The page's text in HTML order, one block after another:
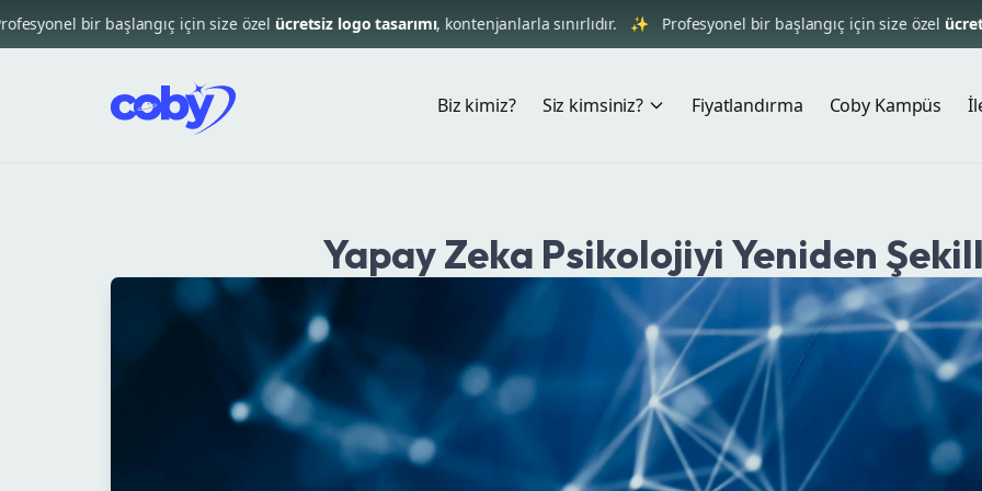
bir başlangıç için size özel ücretsiz logo tasarımı, kontenjanlarla sınırlıdır. ✨ Profesyonel bir başlangıç için size özel
Biz kimiz? Siz kimsiniz? Fiyatlandırma Coby Kampüs
Yapay Zeka Psikolojiyi Yeniden